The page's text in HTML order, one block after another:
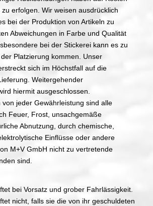
erfolgen. Wir weisen ausdrücklich
bei der Produktion von Artikeln zu
Abweichungen in Farbe und Qualität
bei der Stickerei kann es zu
Platzierung kommen. Unser
sich im Höchstfall auf die
Weitergehender
hiermit ausgeschlossen.
von jeder Gewährleistung sind alle
Feuer, Frost, unsachgemäße
Abnutzung, durch chemische,
Einflüsse oder andere
M+V GmbH nicht zu vertretende
sind.
bei Vorsatz und grober Fahrlässigkeit.
nicht, falls sie die von ihr geschuldeten